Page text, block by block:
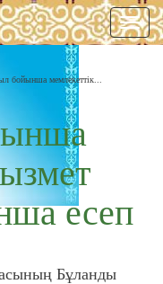
бойынша мемлекеттік...
есеп
Бұланды